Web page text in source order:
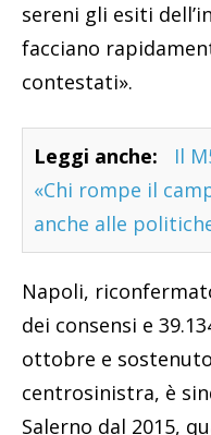
sereni gli esiti
facciano
contestati».
Leggi anche:
Il
«Chi rompe il
anche alle
Napoli,
dei consensi e
ottobre e
centrosinistra, è
Salerno dal 2015,